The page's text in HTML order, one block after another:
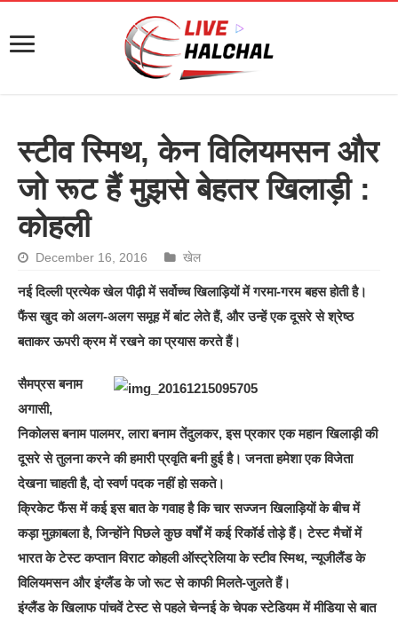
स्टीव स्मिथ, केन विलियमसन और
जो रूट हैं मुझसे बेहतर खिलाड़ी :
कोहली
December 16, 2016 खेल
नई दिल्ली प्रत्येक खेल पीढ़ी में सर्वोच्च खिलाड़ियों में गरमा-गरम बहस होती है।
फैंस खुद को अलग-अलग समूह में बांट लेते हैं, और उन्हें एक दूसरे से श्रेष्ठ
बताकर ऊपरी क्रम में रखने का प्रयास करते हैं।
सैमप्रस बनाम
अगासी,
निकोलस बनाम पालमर, लारा बनाम तेंदुलकर, इस प्रकार एक महान खिलाड़ी की
दूसरे से तुलना करने की हमारी प्रवृति बनी हुई है। जनता हमेशा एक विजेता
देखना चाहती है, दो स्वर्ण पदक नहीं हो सकते।
क्रिकेट फैंस में कई इस बात के गवाह है कि चार सज्जन खिलाड़ियों के बीच में
कड़ा मुक़ाबला है, जिन्होंने पिछले कुछ वर्षों में कई रिकॉर्ड तोड़े हैं। टेस्ट मैचों में
भारत के टेस्ट कप्तान विराट कोहली ऑस्ट्रेलिया के स्टीव स्मिथ, न्यूजीलैंड के
विलियमसन और इंग्लैंड के जो रूट से काफी मिलते-जुलते हैं।
इंग्लैंड के खिलाफ पांचवें टेस्ट से पहले चेन्नई के चेपक स्टेडियम में मीडिया से बात